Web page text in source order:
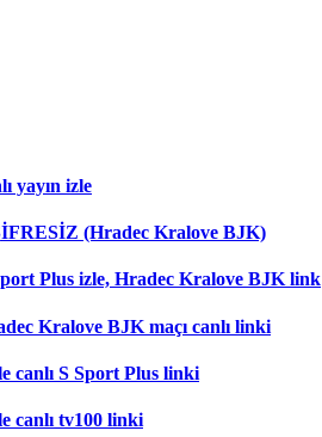
yayın izle
(Hradec Kralove BJK)
Plus izle, Hradec Kralove BJK link
Kralove BJK maçı canlı linki
canlı S Sport Plus linki
canlı tv100 linki